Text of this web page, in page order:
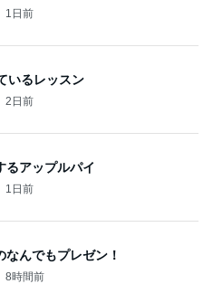
1日前
いるレッスン
2日前
るアップルパイ
1日前
なんでもプレゼン！
8時間前